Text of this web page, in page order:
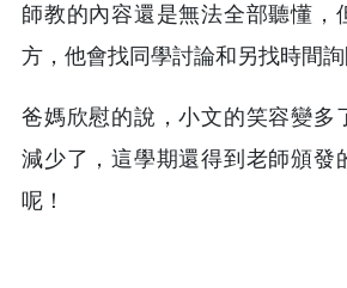
師教的內容還是無法全部聽懂，
方，他會找同學討論和另找時間詢
爸媽欣慰的說，小文的笑容變多
減少了，這學期還得到老師頒發
呢！